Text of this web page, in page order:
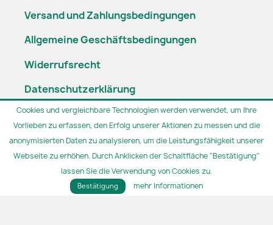
Versand und Zahlungsbedingungen
Allgemeine Geschäftsbedingungen
Widerrufsrecht
Datenschutzerklärung
Widerruf erklären
Öffnungszeiten 
© 2026 - van den Bosch | seit 1991 | 30 Jahre+ | Der Herrenausstatter für
besondere Anlässe in Zwickau
Cookies und vergleichbare Technologien werden verwendet, um Ihre
Vorlieben zu erfassen, den Erfolg unserer Aktionen zu messen und die
anonymisierten Daten zu analysieren, um die Leistungsfähigkeit unserer
Webseite zu erhöhen. Durch Anklicken der Schaltfläche "Bestätigung"
lassen Sie die Verwendung von Cookies zu.
Bestätigung mehr Informationen